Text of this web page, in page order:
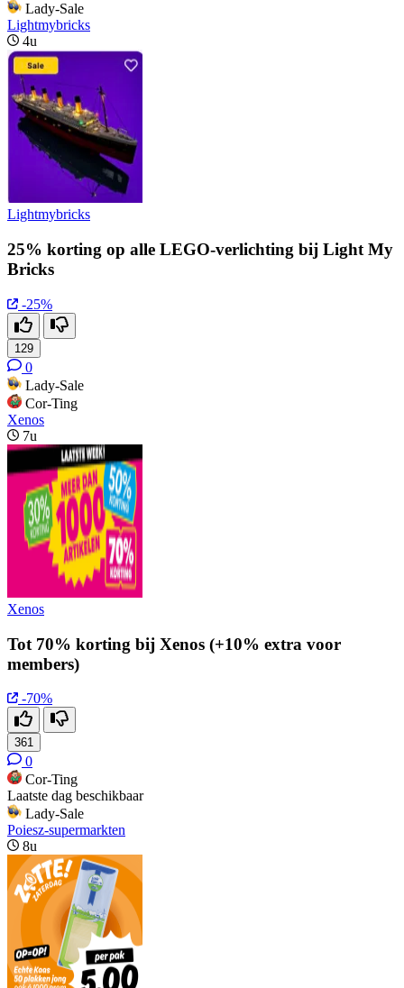
Lady-Sale
Lightmybricks
4u
Lightmybricks
25% korting op alle LEGO-verlichting bij Light My
Bricks
-25%
129
0
Lady-Sale
Cor-Ting
Xenos
7u
Xenos
Tot 70% korting bij Xenos (+10% extra voor
members)
-70%
361
0
Cor-Ting
Laatste dag beschikbaar
Lady-Sale
Poiesz-supermarkten
8u